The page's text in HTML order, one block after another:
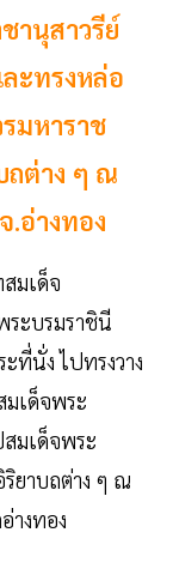
านุสาวรีย์
ะทรงหล่อ
มหาราช
ถต่าง ๆ ณ
อ่างทอง
มเด็จ
ระบรมราชินี
ที่นั่ง ไปทรงวาง
เด็จพระ
มเด็จพระ
ยาบถต่าง ๆ ณ
างทอง